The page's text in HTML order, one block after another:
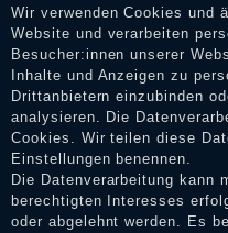
Erhalt einer
Bewertungen verifizieren
Shop informieren.
Impressum
Daten­schutz­erklärung
Wir verwenden Cookies und
Website und verarbeiten
Besucher:innen unserer
Inhalte und Anzeigen zu
Drittanbietern einzubinden
analysieren. Die
Cookies. Wir teilen diese
Einstellungen benennen.
Die Datenverarbeitung kann
berechtigten Interesses
oder abgelehnt werden. Es